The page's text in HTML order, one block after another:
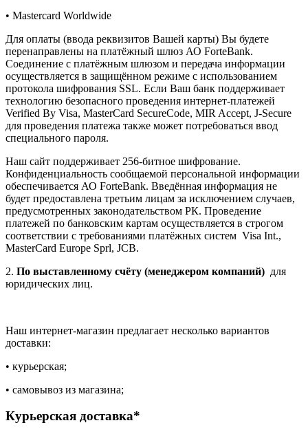
• Mastercard Worldwide
Для оплаты (ввода реквизитов Вашей карты) Вы будете
перенаправлены на платёжный шлюз АО ForteBank.
Соединение с платёжным шлюзом и передача информации
осуществляется в защищённом режиме с использованием
протокола шифрования SSL. Если Ваш банк поддерживает
технологию безопасного проведения интернет-платежей
Verified By Visa, MasterCard SecureCode, MIR Accept, J-Secure
для проведения платежа также может потребоваться ввод
специального пароля.
Наш сайт поддерживает 256-битное шифрование.
Конфиденциальность сообщаемой персональной информации
обеспечивается АО ForteBank. Введённая информация не
будет предоставлена третьим лицам за исключением случаев,
предусмотренных законодательством РК. Проведение
платежей по банковским картам осуществляется в строгом
соответствии с требованиями платёжных систем Visa Int.,
MasterCard Europe Sprl, JCB.
2. По выставленному счёту (менеджером компаний) для
юридических лиц.
Наш интернет-магазин предлагает несколько вариантов
доставки:
• курьерская;
• самовывоз из магазина;
Курьерская доставка*